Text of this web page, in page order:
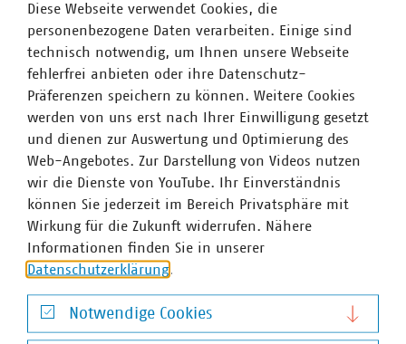
„Mit dem Klimawandel werden extreme Wetterlagen
zunehmen – Trockenzeiten einerseits, Starkregenfälle
andererseits. Für ein nachhaltiges Wasserressourcen-
Management brauchen wir regionale Lösungen, die
zusammen mit Interessengruppen und Betroffenen
entwickelt werden. Dabei zeigt sich, dass praxisnahe und
einzugsgebietsbezogene Konzepte besonders
erfolgversprechend sind“, bestätigte der DBU-
Abteilungsleiter Umweltforschung und Naturschutz, Dr.
Max Hempel.
Christoph Hüls, Vorstandsvorsitzender der Stadtwerke
Osnabrück: „Auch die diesjährige Veranstaltung hat
wieder gezeigt, wie wichtig es für die kommunale
Wasserwirtschaft ist, sich untereinander auszutauschen.
Unsere Fachtagung bietet dafür seit nahezu dreißig
Diese Webseite verwendet Cookies, die
personenbezogene Daten verarbeiten. Einige sind
technisch notwendig, um Ihnen unsere Webseite
fehlerfrei anbieten oder ihre Datenschutz-
Präferenzen speichern zu können. Weitere Cookies
werden von uns erst nach Ihrer Einwilligung gesetzt
und dienen zur Auswertung und Optimierung des
Web-Angebotes. Zur Darstellung von Videos nutzen
wir die Dienste von YouTube. Ihr Einverständnis
können Sie jederzeit im Bereich Privatsphäre mit
Wirkung für die Zukunft widerrufen. Nähere
Informationen finden Sie in unserer
Datenschutzerklärung.
Notwendige Cookies
Notwendige Cookies